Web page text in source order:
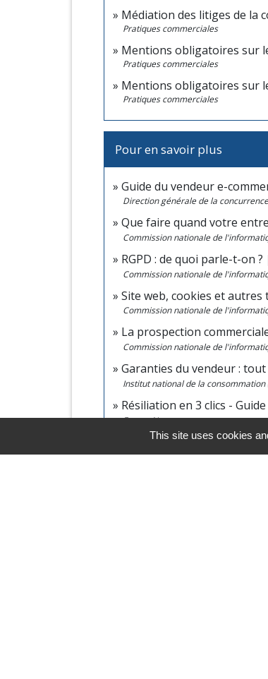
Médiation des litiges de la
Pratiques commerciales
Mentions obligatoires sur
Pratiques commerciales
Mentions obligatoires sur
Pratiques commerciales
Pour en savoir plus
Guide du vendeur e-
Direction générale de la
Que faire quand votre
Commission nationale de
RGPD : de quoi parle-t-on ?
Commission nationale de
Site web, cookies et autres
Commission nationale de
La prospection
Commission nationale de
Garanties du vendeur :
Institut national de la consommation
Résiliation en 3 clics -
France Num
This site uses cookies